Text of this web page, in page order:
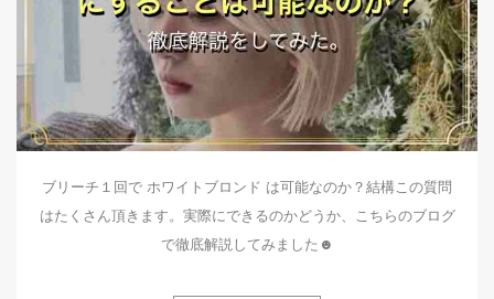
ブリーチ１回で ホワイトブロンド は可能なのか？結構この質問
はたくさん頂きます。実際にできるのかどうか、こちらのブログ
で徹底解説してみました☻